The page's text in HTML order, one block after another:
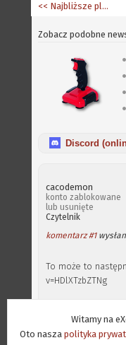
Witamy na
Oto nasza polityka
<< Najbliższe plany wydawnicze aibb.pl
Zobacz podobne
Discord
cacodemon
konto zablokowane
lub usunięte
Czytelnik
komentarz #1
To może to
v=HDlXTzbZTNg